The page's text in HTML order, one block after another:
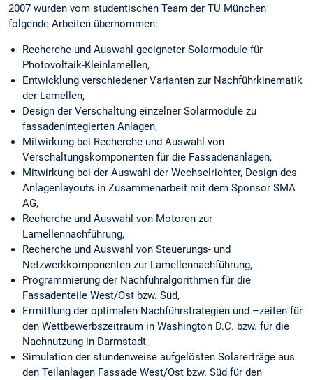
2007 wurden vom studentischen Team der TU München
folgende Arbeiten übernommen:
Recherche und Auswahl geeigneter Solarmodule für
Photovoltaik-Kleinlamellen,
Entwicklung verschiedener Varianten zur Nachführkinematik
der Lamellen,
Design der Verschaltung einzelner Solarmodule zu
fassadenintegierten Anlagen,
Mitwirkung bei Recherche und Auswahl von
Verschaltungskomponenten für die Fassadenanlagen,
Mitwirkung bei der Auswahl der Wechselrichter, Design des
Anlagenlayouts in Zusammenarbeit mit dem Sponsor SMA
AG,
Recherche und Auswahl von Motoren zur
Lamellennachführung,
Recherche und Auswahl von Steuerungs- und
Netzwerkkomponenten zur Lamellennachführung,
Programmierung der Nachführalgorithmen für die
Fassadenteile West/Ost bzw. Süd,
Ermittlung der optimalen Nachführstrategien und –zeiten für
den Wettbewerbszeitraum in Washington D.C. bzw. für die
Nachnutzung in Darmstadt,
Simulation der stundenweise aufgelösten Solarerträge aus
den Teilanlagen Fassade West/Ost bzw. Süd für den